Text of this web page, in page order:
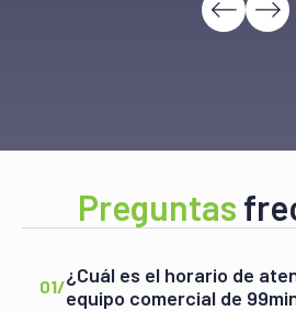
Preguntas
01/¿Cuál es el horario de
equipo comercial de